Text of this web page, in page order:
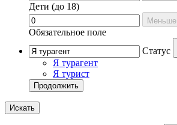
Дети (до 18)
Меньше
Обязательное поле
Статус
Я турагент
Я турист
Продолжить
Искать